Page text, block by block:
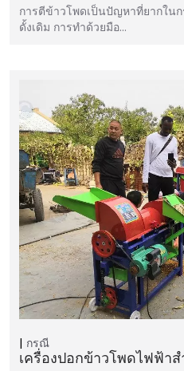
การตีข้าวโพดเป็นปัญหาที่ยากใน
ดั้งเดิม การทำด้วยมือ…
กรณี
เครื่องปอกข้าวโพดไฟฟ้า